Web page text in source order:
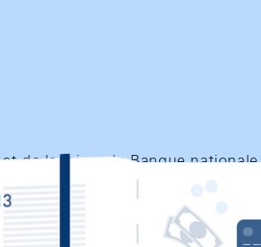
de la loi sur la Banque nationale
de mener, en sa qualité de
intérêts généraux du pays. Ce
la stabilité des prix. Ce